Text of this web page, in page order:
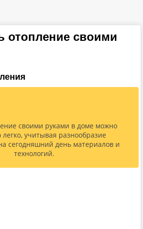
отопление своими
своими руками в доме можно
легко, учитывая разнообразие
сегодняшний день материалов и
технологий.